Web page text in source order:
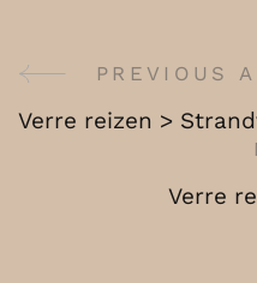
Post
Navigation
PREVIOUS
Verre reizen >
Verre